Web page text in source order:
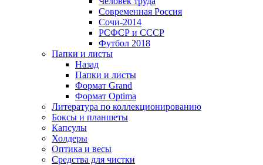
Современная Россия
Сочи-2014
РСФСР и СССР
Футбол 2018
Папки и листы
Назад
Папки и листы
Формат Grand
Формат Optima
Литература по коллекционированию
Боксы и планшеты
Капсулы
Холдеры
Оптика и весы
Средства для чистки